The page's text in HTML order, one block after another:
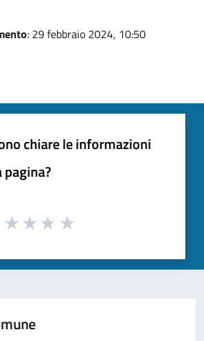
: 29 febbraio 2024, 10:50
chiare le informazioni
pagina?